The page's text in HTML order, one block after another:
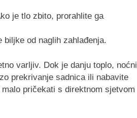
je tlo zbito, prorahlite ga
od naglih zahlađenja.
varljiv. Dok je danju toplo, noćni
prekrivanje sadnica ili nabavite
pričekati s direktnom sjetvom